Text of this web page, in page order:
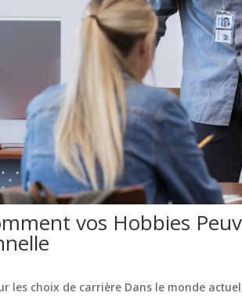
vos Hobbies
les choix de carrière Dans le monde